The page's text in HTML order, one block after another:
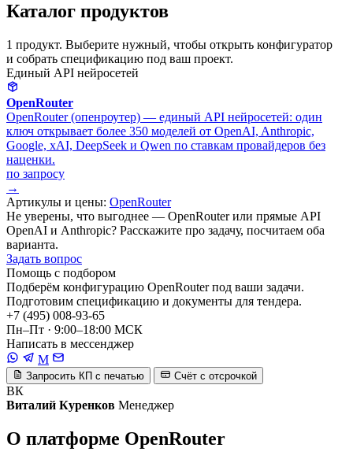
Каталог продуктов
1 продукт. Выберите нужный, чтобы открыть конфигуратор
и собрать спецификацию под ваш проект.
Единый API нейросетей
OpenRouter
OpenRouter (опенроутер) — единый API нейросетей: один
ключ открывает более 350 моделей от OpenAI, Anthropic,
Google, xAI, DeepSeek и Qwen по ставкам провайдеров без
наценки.
по запросу
→
Артикулы и цены: OpenRouter
Не уверены, что выгоднее — OpenRouter или прямые API
OpenAI и Anthropic? Расскажите про задачу, посчитаем оба
варианта.
Задать вопрос
Помощь с подбором
Подберём конфигурацию OpenRouter под ваши задачи.
Подготовим спецификацию и документы для тендера.
+7 (495) 008-93-65
Пн–Пт · 9:00–18:00 МСК
Написать в мессенджер
M
Запросить КП с печатью Счёт с отсрочкой
ВК
Виталий Куренков Менеджер
О платформе OpenRouter